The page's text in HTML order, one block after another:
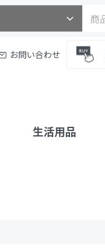
お問い合わせ
生活用品